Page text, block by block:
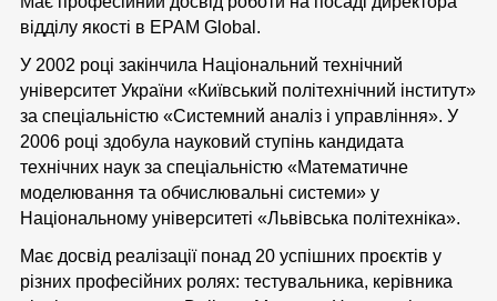
відділу якості в EPAM Global.
У 2002 році закінчила Національний технічний
університет України «Київський політехнічний інститут»
за спеціальністю «Системний аналіз і управління». У
2006 році здобула науковий ступінь кандидата
технічних наук за спеціальністю «Математичне
моделювання та обчислювальні системи» у
Національному університеті «Львівська політехніка».
Має досвід реалізації понад 20 успішних проєктів у
різних професійних ролях: тестувальника, керівника